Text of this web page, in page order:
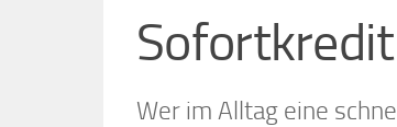
Sofortkredit
Wer im Alltag eine